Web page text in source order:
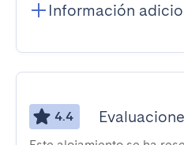
Información
4.4